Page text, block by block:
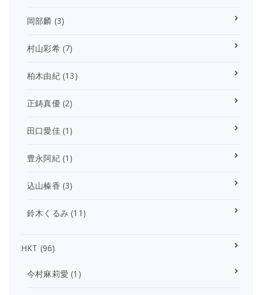
岡部麟 (3)
村山彩希(7)
柏木由紀(13)
正鋳真優(2)
田口愛佳(1)
豊永阿紀(1)
込山榛香 (3)
鈴木くるみ (11)
HKT (96)
今村麻莉愛 (1)